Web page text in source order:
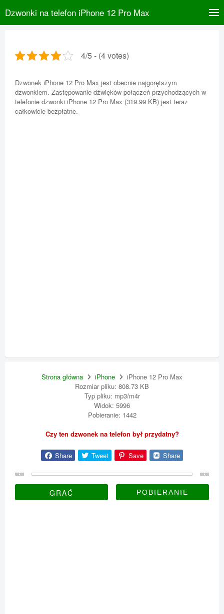
Dzwonki na telefon iPhone 12 Pro Max
4/5 - (4 votes)
Dzwonek iPhone 12 Pro Max jest obecnie najgorętszym
dzwonkiem. Zastępowanie dźwięków połączeń przychodzących w
telefonie dzwonki iPhone 12 Pro Max (319.99 KB) jest teraz
całkowicie bezpłatne.
Strona główna iPhone
iPhone 12 Pro Max
Rozmiar pliku: 808.73 KB
Typ pliku: mp3/m4r
Widok: 5996
Pobieranie: 1442
Czy ten dzwonek na telefon był przydatny?
Share Tweet Save Share
00:00 00:00
GRAĆ